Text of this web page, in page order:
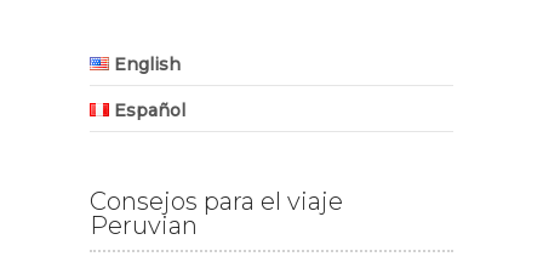
English
Español
Consejos para el viaje
Peruvian